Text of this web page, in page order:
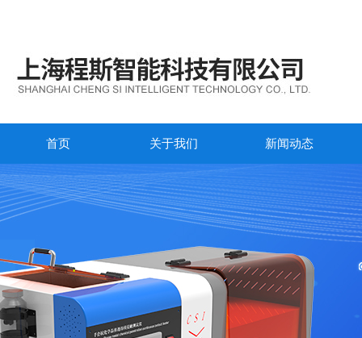
首页 关于我们 新闻动态